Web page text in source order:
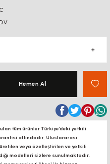
Hemen Al
tüm ürünler Türkiye’deki yetkili
altındadır, Uluslararası
veya özelleştirilen ve yetkili
modelleri sizlere sunulmaktadır.